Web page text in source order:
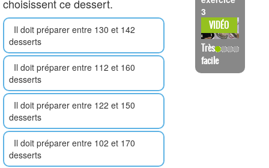
choisissent ce dessert.
Il doit préparer entre 130 et 142
desserts
Il doit préparer entre 112 et 160
desserts
Il doit préparer entre 122 et 150
desserts
Il doit préparer entre 102 et 170
desserts
3
VIDÉO
Très
facile